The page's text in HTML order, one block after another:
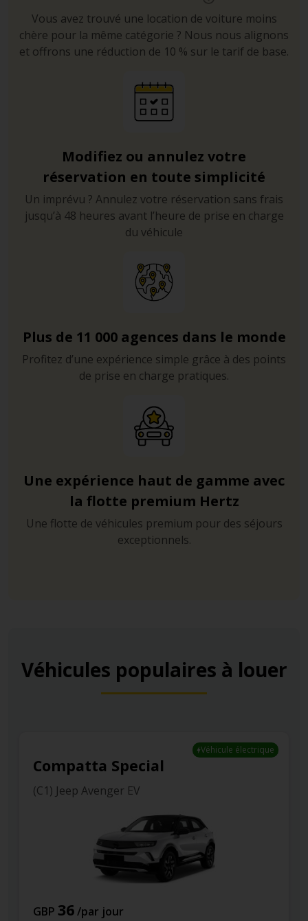
Traverser le pont suspendu de Clifton fait partie des
symboles de Bristol. Le chef d’œuvre d’architecture et de
génie civil conçu sur le modèle imaginé par Isambard
site typique de la campagne britannique. Il relie le
quartier de Clifton à la localité de Leigh Woods. La
majorité des autoroutes sont gratuites, mais vous
Vous avez trouvé une location de voiture moins
chère pour la même catégorie ? Nous nous alignons
et offrons une réduction de 10 % sur le tarif de base.
Modifiez ou annulez votre
réservation en toute simplicité
Un imprévu ? Annulez votre réservation sans frais
jusqu’à 48 heures avant l’heure de prise en charge
du véhicule
Plus de 11 000 agences dans le monde
Profitez d’une expérience simple grâce à des points
de prise en charge pratiques.
Une expérience haut de gamme avec
la flotte premium Hertz
Une flotte de véhicules premium pour des séjours
exceptionnels.
Véhicules populaires à louer
Véhicule électrique
Compatta Special
(C1) Jeep Avenger EV
GBP 36/par jour